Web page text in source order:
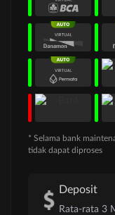
* Selama bank
tidak dapat diproses
Deposit
Rata-rata 3